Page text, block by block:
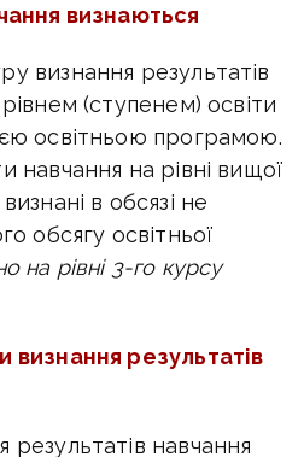
визнаються
визнання результатів
(ступенем) освіти
освітньою програмою.
навчання на рівні вищої
в обсязі не
обсягу освітньої
на рівні 3-го курсу
визнання результатів
навчання